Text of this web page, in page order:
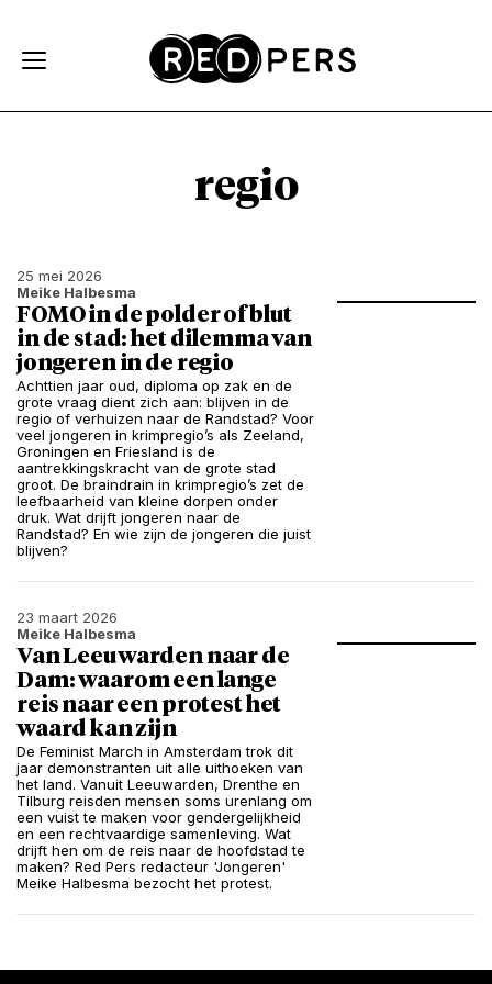
regio
25 mei 2026
Meike Halbesma
FOMO in de polder of blut
in de stad: het dilemma van
jongeren in de regio
Achttien jaar oud, diploma op zak en de
grote vraag dient zich aan: blijven in de
regio of verhuizen naar de Randstad? Voor
veel jongeren in krimpregio’s als Zeeland,
Groningen en Friesland is de
aantrekkingskracht van de grote stad
groot. De braindrain in krimpregio’s zet de
leefbaarheid van kleine dorpen onder
druk. Wat drijft jongeren naar de
Randstad? En wie zijn de jongeren die juist
blijven?
23 maart 2026
Meike Halbesma
Van Leeuwarden naar de
Dam: waarom een lange
reis naar een protest het
waard kan zijn
De Feminist March in Amsterdam trok dit
jaar demonstranten uit alle uithoeken van
het land. Vanuit Leeuwarden, Drenthe en
Tilburg reisden mensen soms urenlang om
een vuist te maken voor gendergelijkheid
en een rechtvaardige samenleving. Wat
drijft hen om de reis naar de hoofdstad te
maken? Red Pers redacteur 'Jongeren'
Meike Halbesma bezocht het protest.